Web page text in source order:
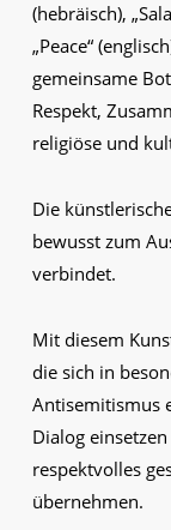
(hebräisch),
„Peace“
gemeinsame
Respekt,
religiöse und
Die
bewusst zum
verbindet.
Mit diesem
die sich in
Antisemitismus
Dialog
respektvolles
übernehmen.